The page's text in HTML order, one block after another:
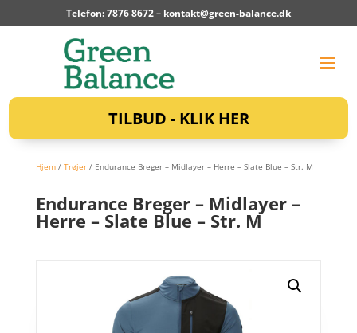
Telefon: 7876 8672 – kontakt@green-balance.dk
TILBUD - KLIK HER
Hjem/ Trøjer/ Endurance Breger – Midlayer – Herre – Slate Blue – Str. M
Endurance Breger – Midlayer –
Herre – Slate Blue – Str. M